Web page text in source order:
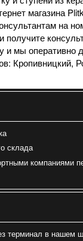
магазина
на
получите
и мы оперативно
Кропивницкий,
склада
компаниями
терминал в нашем